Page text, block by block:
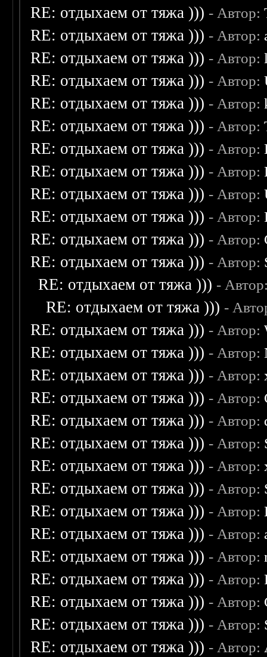
RE: отдыхаем от тяжа ))) - Автор:
RE: отдыхаем от тяжа ))) - Автор:
RE: отдыхаем от тяжа ))) - Автор:
RE: отдыхаем от тяжа ))) - Автор:
RE: отдыхаем от тяжа ))) - Автор:
RE: отдыхаем от тяжа ))) - Автор:
RE: отдыхаем от тяжа ))) - Автор:
RE: отдыхаем от тяжа ))) - Автор:
RE: отдыхаем от тяжа ))) - Автор:
RE: отдыхаем от тяжа ))) - Автор:
RE: отдыхаем от тяжа ))) - Автор:
RE: отдыхаем от тяжа ))) - Автор:
RE: отдыхаем от тяжа ))) -
RE: отдыхаем от тяжа ))) -
RE: отдыхаем от тяжа ))) - Автор:
RE: отдыхаем от тяжа ))) - Автор:
RE: отдыхаем от тяжа ))) - Автор:
RE: отдыхаем от тяжа ))) - Автор:
RE: отдыхаем от тяжа ))) - Автор:
RE: отдыхаем от тяжа ))) - Автор:
RE: отдыхаем от тяжа ))) - Автор:
RE: отдыхаем от тяжа ))) - Автор:
RE: отдыхаем от тяжа ))) - Автор:
RE: отдыхаем от тяжа ))) - Автор:
RE: отдыхаем от тяжа ))) - Автор:
RE: отдыхаем от тяжа ))) - Автор:
RE: отдыхаем от тяжа ))) - Автор:
RE: отдыхаем от тяжа ))) - Автор:
RE: отдыхаем от тяжа ))) - Автор: